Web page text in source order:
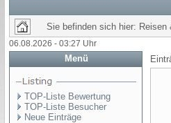
Sie befinden sich hier:
06.08.2026 - 03:27 Uhr
Menü
TOP-Liste Bewertung
TOP-Liste Besucher
Neue Einträge